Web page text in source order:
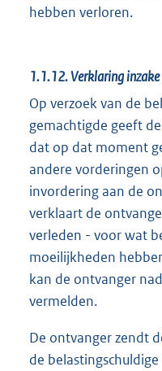
hebben verloren.
1.1.12.Verklaring
Op verzoek van de
gemachtigde geeft
dat op dat moment
andere vorderingen
invordering aan de
verklaart de
verleden - voor wat
moeilijkheden
kan de ontvanger
vermelden.
De ontvanger zendt
de